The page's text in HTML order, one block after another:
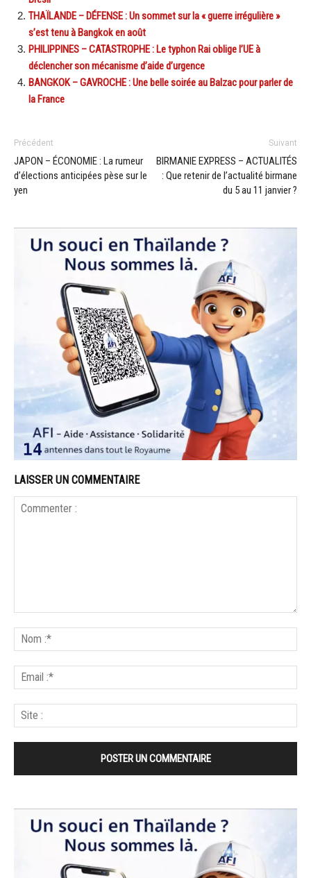
THAÏLANDE – DÉFENSE : Un sommet sur la « guerre irrégulière »
s’est tenu à Bangkok en août
PHILIPPINES – CATASTROPHE : Le typhon Rai oblige l’UE à
déclencher son mécanisme d’aide d’urgence
BANGKOK – GAVROCHE : Une belle soirée au Balzac pour parler de
la France
Précédent
JAPON – ÉCONOMIE : La rumeur
d’élections anticipées pèse sur le
yen
Suivant
BIRMANIE EXPRESS – ACTUALITÉS
: Que retenir de l’actualité birmane
du 5 au 11 janvier ?
LAISSER UN COMMENTAIRE